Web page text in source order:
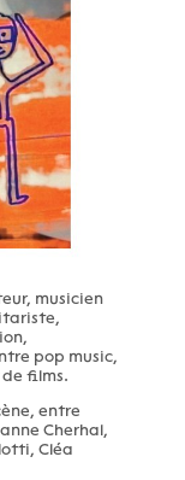
musicien
pop music,
films.
entre
Cherhal,
Cléa